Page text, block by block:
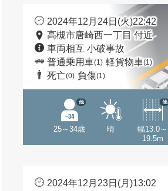
2024年12月24日(火)22:42
高槻市唐崎西一丁目 付近
車両相互 小破事故
普通乗用車(1) 軽貨物車(1)
死亡(0) 負傷(1)
25～34歳
他
晴
幅13.0～
19.5m
他
2024年12月23日(月)13:02